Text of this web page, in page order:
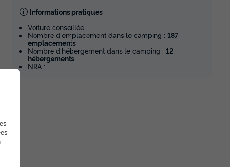
Informations pratiques
Voiture conseillée
Nombre d'emplacement dans le camping : 187
emplacements
Nombre d'hébergement dans le camping : 12
hébergements
NRA :